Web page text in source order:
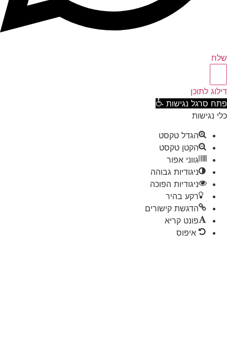
לתוכן
סרגל נגישות
נגישות
הגדל טקסט
הקטן טקסט
גווני אפור
ניגודיות גבוהה
ניגודיות הפוכה
רקע בהיר
הדגשת קישורים
פונט קריא
איפוס